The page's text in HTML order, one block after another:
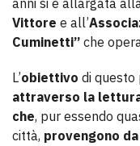
anni si è allargata
Vittore e all’
Cuminetti” che
L’obiettivo di questo
attraverso la
che, pur essendo
città, provengono